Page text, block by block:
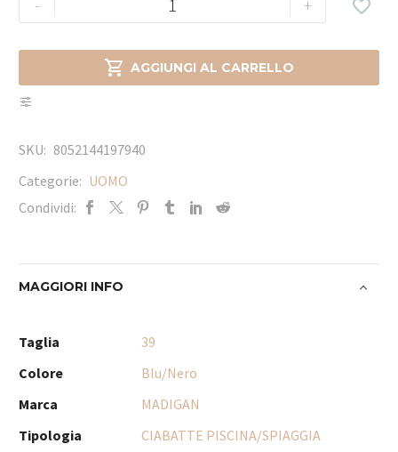
 AGGIUNGI AL CARRELLO

SKU: 8052144197940
Categorie: UOMO
Condividi:
MAGGIORI INFO
Taglia
39
Colore
Blu/Nero
Marca
MADIGAN
Tipologia
CIABATTE PISCINA/SPIAGGIA